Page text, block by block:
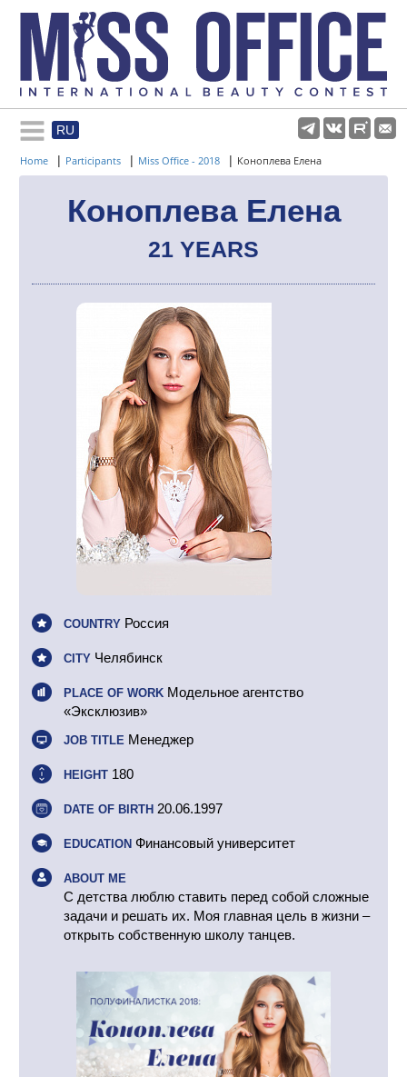
RU
Rules and regulations
About pageant
Participants
Gallery
Home | Participants | Miss Office - 2018 | Коноплева Елена
Коноплева Елена
21 YEARS
COUNTRY Россия
CITY Челябинск
PLACE OF WORK Модельное агентство
«Эксклюзив»
JOB TITLE Менеджер
HEIGHT 180
DATE OF BIRTH 20.06.1997
EDUCATION Финансовый университет
ABOUT ME
С детства люблю ставить перед собой сложные
задачи и решать их. Моя главная цель в жизни –
открыть собственную школу танцев.